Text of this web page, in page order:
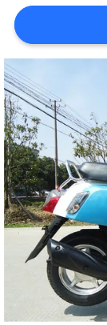
SIE
EIN
ZITAT
SITEMAP